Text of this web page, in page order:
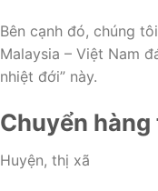
Bên cạnh đó, chúng
Malaysia – Việt Nam
nhiệt đới” này.
Chuyển
Huyện, thị xã